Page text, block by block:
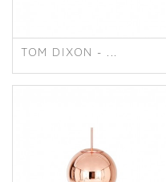
TOM DIXON - ...